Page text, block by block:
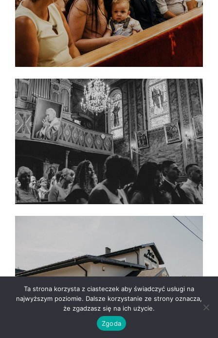
Ta strona korzysta z ciasteczek aby świadczyć usługi na
najwyższym poziomie. Dalsze korzystanie ze strony oznacza,
że zgadzasz się na ich użycie.
Zgoda